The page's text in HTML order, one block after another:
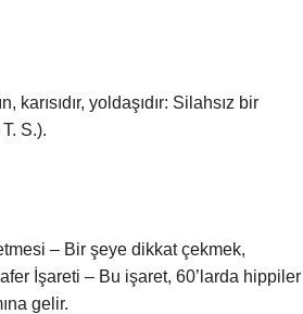
yoldaşıdır: Silahsız bir
S.).
– Bir şeye dikkat çekmek,
İşareti – Bu işaret, 60’larda hippiler
gelir.